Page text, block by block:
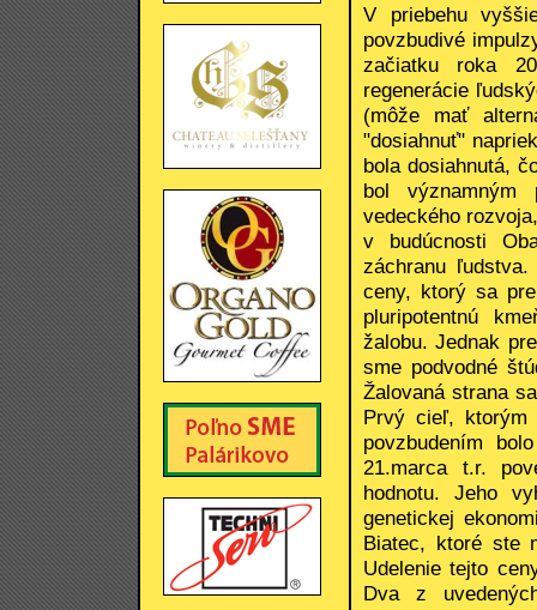
V priebehu
povzbudivé
začiatku roka
regenerácie
(môže mať
"dosiahnuť"
bola dosiahnutá,
bol významným
vedeckého
v budúcnosti
záchranu
ceny, ktorý sa
pluripotentnú
žalobu. Jednak
sme podvodné
Žalovaná strana
Prvý cieľ, ktorým
povzbudením
21.marca t.r.
hodnotu. Jeho
genetickej
Biatec, ktoré ste
Udelenie tejto
Dva z